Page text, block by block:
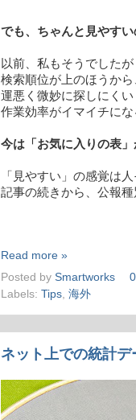
でも、ちゃんと見やす
以前、私もそうでしたが
検索順位が上のほうから
運悪く微妙に探しにく
作業効率がイマイチにな
今は「お気に入りの表
「見やすい」の感覚は
記事の続きから、公報
Read more »
Posted by Smartworks
Labels: Tips 海外
ネット上での統計